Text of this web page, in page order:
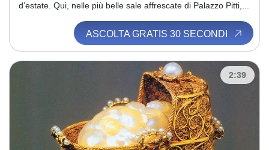
d’estate. Qui, nelle più belle sale affrescate di Palazzo Pitti,...
ASCOLTA GRATIS 30 SECONDI
2:39